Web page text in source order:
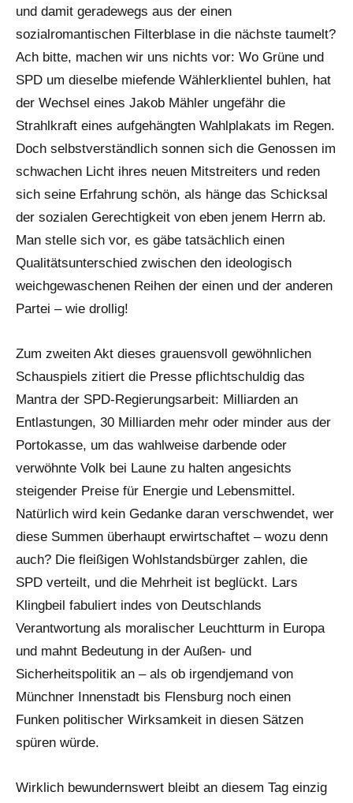
und damit geradewegs aus der einen
sozialromantischen Filterblase in die nächste taumelt?
Ach bitte, machen wir uns nichts vor: Wo Grüne und
SPD um dieselbe miefende Wählerklientel buhlen, hat
der Wechsel eines Jakob Mähler ungefähr die
Strahlkraft eines aufgehängten Wahlplakats im Regen.
Doch selbstverständlich sonnen sich die Genossen im
schwachen Licht ihres neuen Mitstreiters und reden
sich seine Erfahrung schön, als hänge das Schicksal
der sozialen Gerechtigkeit von eben jenem Herrn ab.
Man stelle sich vor, es gäbe tatsächlich einen
Qualitätsunterschied zwischen den ideologisch
weichgewaschenen Reihen der einen und der anderen
Partei – wie drollig!
Zum zweiten Akt dieses grauensvoll gewöhnlichen
Schauspiels zitiert die Presse pflichtschuldig das
Mantra der SPD-Regierungsarbeit: Milliarden an
Entlastungen, 30 Milliarden mehr oder minder aus der
Portokasse, um das wahlweise darbende oder
verwöhnte Volk bei Laune zu halten angesichts
steigender Preise für Energie und Lebensmittel.
Natürlich wird kein Gedanke daran verschwendet, wer
diese Summen überhaupt erwirtschaftet – wozu denn
auch? Die fleißigen Wohlstandsbürger zahlen, die
SPD verteilt, und die Mehrheit ist beglückt. Lars
Klingbeil fabuliert indes von Deutschlands
Verantwortung als moralischer Leuchtturm in Europa
und mahnt Bedeutung in der Außen- und
Sicherheitspolitik an – als ob irgendjemand von
Münchner Innenstadt bis Flensburg noch einen
Funken politischer Wirksamkeit in diesen Sätzen
spüren würde.
Wirklich bewundernswert bleibt an diesem Tag einzig